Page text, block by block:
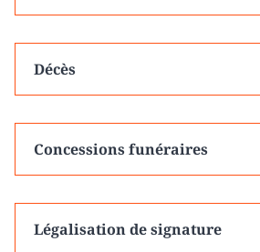
Décès
Concessions funéraires
Légalisation de signature